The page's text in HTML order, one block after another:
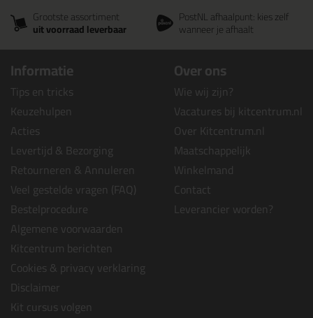
Grootste assortiment
uit voorraad leverbaar
PostNL afhaalpunt: kies zelf
wanneer je afhaalt
Informatie
Tips en tricks
Keuzehulpen
Acties
Levertijd & Bezorging
Retourneren & Annuleren
Veel gestelde vragen (FAQ)
Bestelprocedure
Algemene voorwaarden
Kitcentrum berichten
Cookies & privacy verklaring
Disclaimer
Kit cursus volgen
Over ons
Wie wij zijn?
Vacatures bij kitcentrum.nl
Over Kitcentrum.nl
Maatschappelijk
Winkelmand
Contact
Leverancier worden?